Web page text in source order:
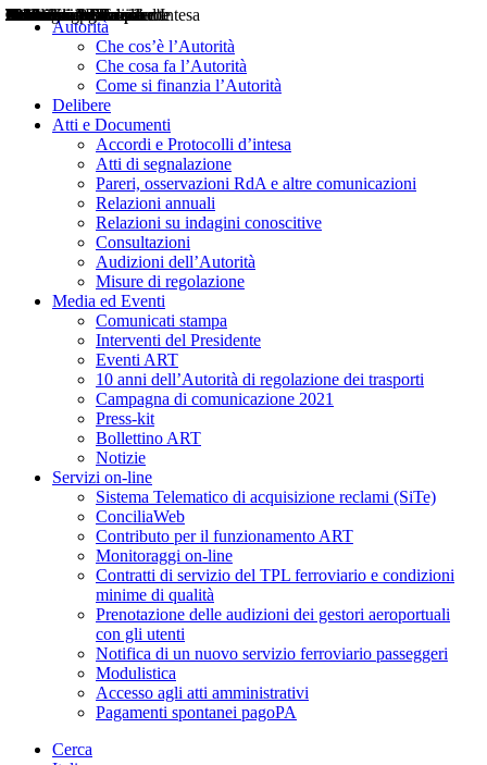
Autorità
Che cos’è l’Autorità
Che cosa fa l’Autorità
Come si finanzia l’Autorità
Delibere
Atti e Documenti
Accordi e Protocolli d’intesa
Atti di segnalazione
Pareri, osservazioni RdA e altre comunicazioni
Relazioni annuali
Relazioni su indagini conoscitive
Consultazioni
Audizioni dell’Autorità
Misure di regolazione
Media ed Eventi
Comunicati stampa
Interventi del Presidente
Eventi ART
10 anni dell’Autorità di regolazione dei trasporti
Campagna di comunicazione 2021
Press-kit
Bollettino ART
Notizie
Servizi on-line
Sistema Telematico di acquisizione reclami (SiTe)
ConciliaWeb
Contributo per il funzionamento ART
Monitoraggi on-line
Contratti di servizio del TPL ferroviario e condizioni
minime di qualità
Prenotazione delle audizioni dei gestori aeroportuali
con gli utenti
Notifica di un nuovo servizio ferroviario passeggeri
Modulistica
Accesso agli atti amministrativi
Pagamenti spontanei pagoPA
Cerca
Delibere
Pareri
Consultazioni
Audizioni
Atti di Segnalazione
Accordi e Protocolli d'Intesa
Relazioni annuali
Misure di regolazione
Notizie
Comunicati Stampa
Bollettini ART
Convegni ART
Interviste del Presidente
Articoli in primo piano
Interventi del Presidente
2004
2005
2010
2013
2014
2015
2016
2017
2018
2019
202
2020
2021
2022
2023
2024
2025
2026
Aereo
Marittimo
Terrestre